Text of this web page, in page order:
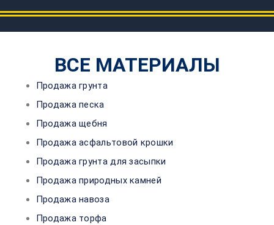
ВСЕ МАТЕРИАЛЫ
Продажа грунта
Продажа песка
Продажа щебня
Продажа асфальтовой крошки
Продажа грунта для засыпки
Продажа природных камней
Продажа навоза
Продажа торфа